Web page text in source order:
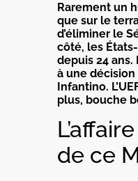
Rarement un
que sur le
d’éliminer le
côté, les
depuis 24
à une
Infantino.
plus, bouche
de ce